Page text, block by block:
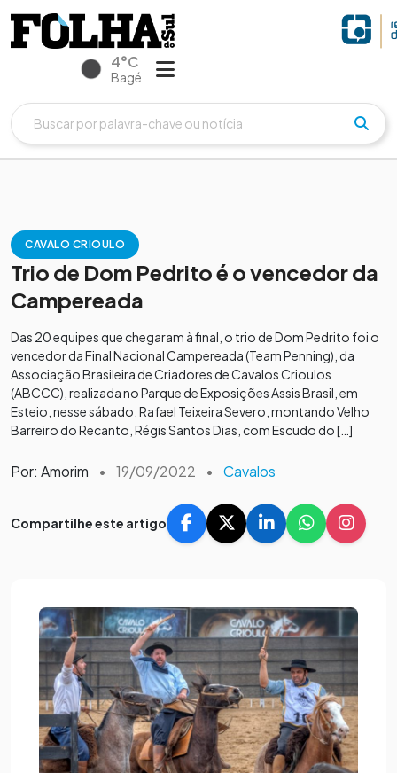
4°C
Bagé
CAVALO CRIOULO
Trio de Dom Pedrito é o vencedor da
Campereada
Das 20 equipes que chegaram à final, o trio de Dom Pedrito foi o
vencedor da Final Nacional Campereada (Team Penning), da
Associação Brasileira de Criadores de Cavalos Crioulos
(ABCCC), realizada no Parque de Exposições Assis Brasil, em
Esteio, nesse sábado. Rafael Teixeira Severo, montando Velho
Barreiro do Recanto, Régis Santos Dias, com Escudo do […]
Por: Amorim • 19/09/2022 • Cavalos
Compartilhe este artigo